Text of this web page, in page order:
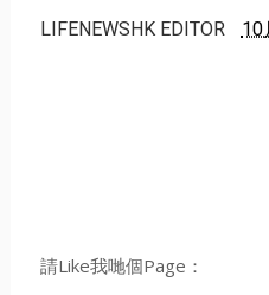
LIFENEWSHK EDITOR 10
請Like我哋個Page：